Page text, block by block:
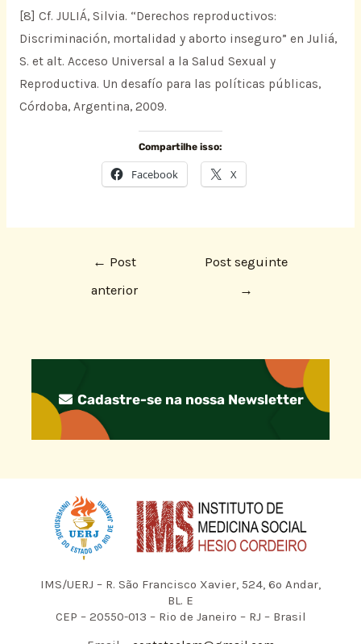
[8] Cf. JULIÁ, Silvia. “Derechos reproductivos:
Discriminación, mortalidad y aborto inseguro” en Juliá,
S. et alt. Acceso Universal a la Salud Sexual y
Reproductiva. Un desafío para las políticas públicas,
Córdoba, Argentina, 2009.
Compartilhe isso:
Facebook X
← Post
anterior
Post seguinte
→
Cadastre-se na nossa Newsletter
IMS/UERJ – R. São Francisco Xavier, 524, 6º Andar,
BL. E
CEP – 20550-013 – Rio de Janeiro – RJ – Brasil